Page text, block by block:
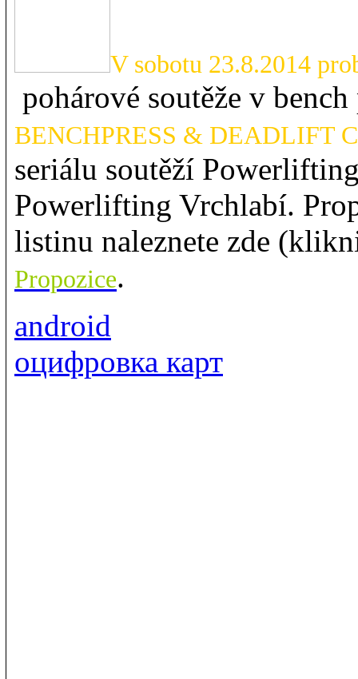
V sobotu 23.8.2014
pohárové soutěže v
BENCHPRESS & DEADLIFT
seriálu soutěží
Powerlifting Vrchlabí.
listinu naleznete zde
Propozice.
android
оцифровка карт